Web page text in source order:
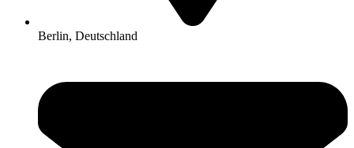
Berlin, Deutschland